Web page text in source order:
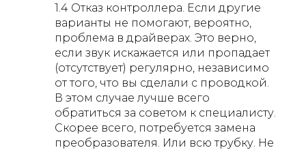
1.4 Отказ контроллера. Если другие
варианты не помогают, вероятно,
проблема в драйверах. Это верно,
если звук искажается или пропадает
(отсутствует) регулярно, независимо
от того, что вы сделали с проводкой.
В этом случае лучше всего
обратиться за советом к специалисту.
Скорее всего, потребуется замена
преобразователя. Или всю трубку. Не